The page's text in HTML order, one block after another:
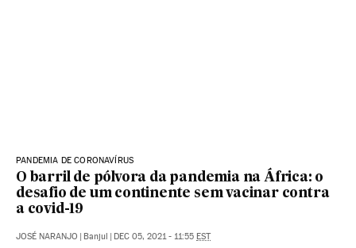
PANDEMIA DE CORONAVÍRUS
O barril de pólvora da pandemia na África: o
desafio de um continente sem vacinar contra
a covid-19
JOSÉ NARANJO Banjul DEC 05, 2021 - 11:55 EST